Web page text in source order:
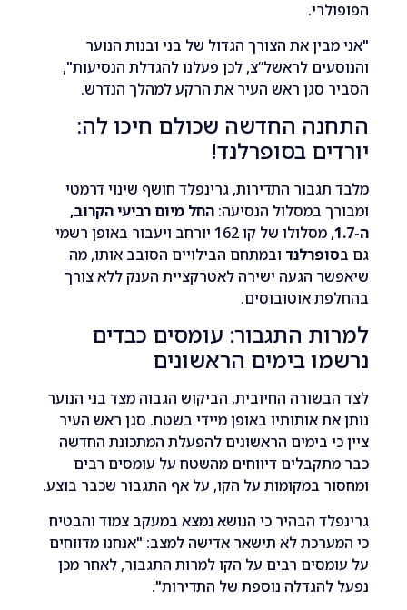
את הצורך הגדול של בני ובנות הנוער
לראשל”צ, לכן פעלנו להגדלת הנסיעות",
סגן ראש העיר את הרקע למהלך הנדרש.
החדשה שכולם חיכו לה:
בסופרלנד!
התדירות, גרינפלד חושף שינוי דרמטי
במסלול הנסיעה:החל מיום רביעי הקרוב,
, מסלולו של קו 162 יורחב ויעבור באופן רשמי
ובמתחם הבילויים הסובב אותו, מה
הגעה ישירה לאטרקציית הענק ללא צורך
אוטובוסים.
התגבור: עומסים כבדים
בימים הראשונים
החיובית, הביקוש הגבוה מצד בני הנוער
אותותיו באופן מיידי בשטח. סגן ראש העיר
בימים הראשונים להפעלת המתכונת החדשה
דיווחים מהשטח על עומסים רבים
במקומות על הקו, על אף התגבור שכבר בוצע.
הבהיר כי הנושא נמצא במעקב צמוד והבטיח
לא תישאר אדישה למצב: "אנחנו מדווחים
רבים על הקו למרות התגבור, לאחר מכן
נוספת של התדירות".